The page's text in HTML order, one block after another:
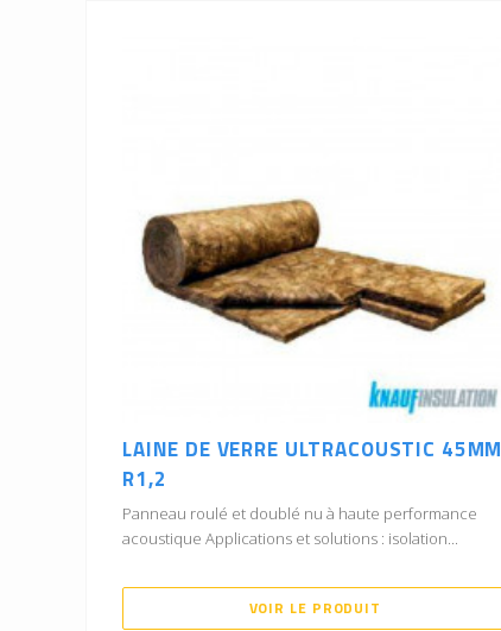
LAINE DE VERRE ULTRACOUSTIC 45MM
R1,2
Panneau roulé et doublé nu à haute performance
acoustique Applications et solutions : isolation...
VOIR LE PRODUIT